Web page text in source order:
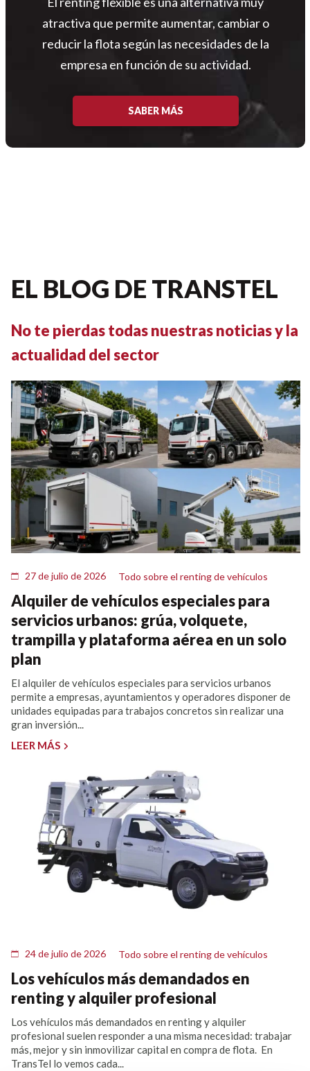
atractiva que permite aumentar, cambiar o
reducir la flota según las necesidades de la
empresa en función de su actividad.
SABER MÁS
EL BLOG DE TRANSTEL
No te pierdas todas nuestras noticias y la
actualidad del sector
27 de julio de 2026 Todo sobre el renting de vehículos
Alquiler de vehículos especiales para
servicios urbanos: grúa, volquete,
trampilla y plataforma aérea en un solo
plan
El alquiler de vehículos especiales para servicios urbanos
permite a empresas, ayuntamientos y operadores disponer de
unidades equipadas para trabajos concretos sin realizar una
gran inversión...
LEER MÁS
24 de julio de 2026 Todo sobre el renting de vehículos
Los vehículos más demandados en
renting y alquiler profesional
Los vehículos más demandados en renting y alquiler
profesional suelen responder a una misma necesidad: trabajar
más, mejor y sin inmovilizar capital en compra de flota. En
TransTel lo vemos cada...